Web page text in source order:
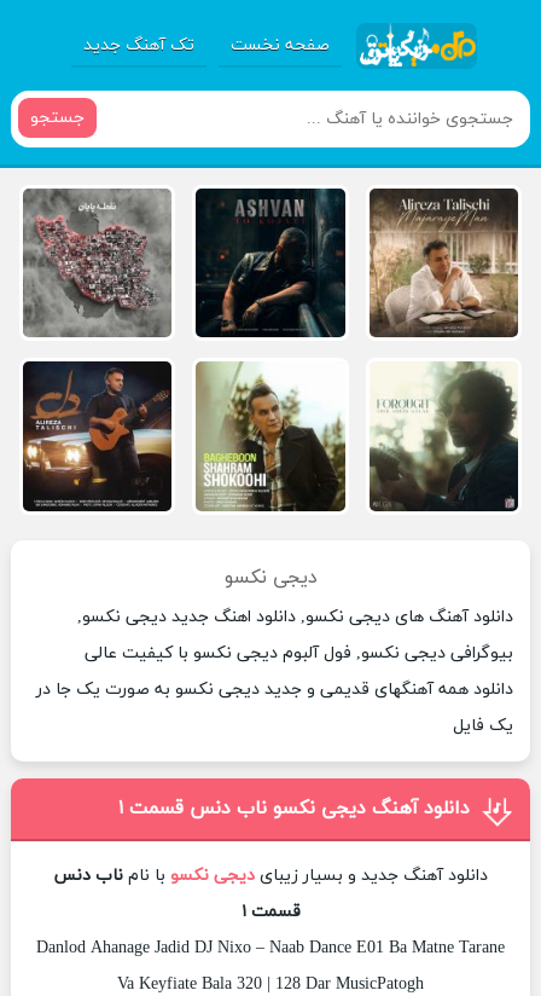
صفحه نخست تک آهنگ جدید
جستجو
دیجى نکسو
دانلود آهنگ های دیجى نکسو, دانلود اهنگ جدید دیجى نکسو,
بیوگرافی دیجى نکسو, فول آلبوم دیجى نکسو با کیفیت عالی
دانلود همه آهنگهای قدیمی و جدید دیجى نکسو به صورت یک جا در
یک فایل
دانلود آهنگ دیجى نکسو ناب دنس قسمت ١
دانلود آهنگ جدید و بسیار زیبای دیجى نکسو با نام ناب دنس
قسمت ١
Danlod Ahanage Jadid DJ Nixo – Naab Dance E01 Ba Matne Tarane
Va Keyfiate Bala 320 | 128 Dar MusicPatogh